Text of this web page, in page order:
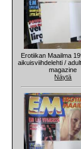
Erotiikan Maailma
aikuisviihdelehti /
magazine
Näytä